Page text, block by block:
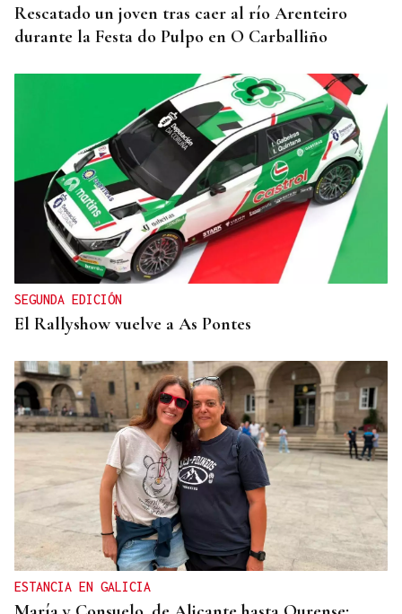
Rescatado un joven tras caer al río Arenteiro
durante la Festa do Pulpo en O Carballiño
SEGUNDA EDICIÓN
El Rallyshow vuelve a As Pontes
ESTANCIA EN GALICIA